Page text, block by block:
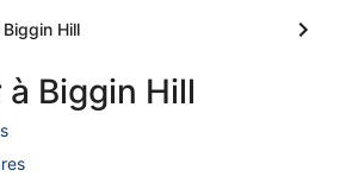
Hill
Biggin Hill